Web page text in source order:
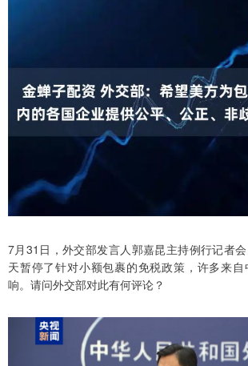
7月31日，外交部发言人郭嘉昆主持例行记者
天暂停了针对小额包裹的免税政策，许多来
响。请问外交部对此有何评论？